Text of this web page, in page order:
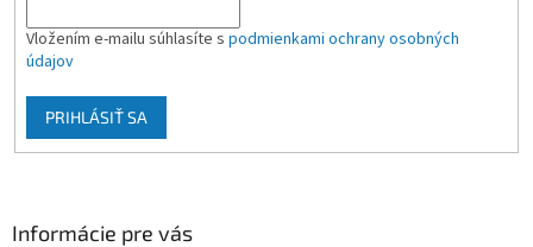
Vložením e-mailu súhlasíte s podmienkami ochrany osobných
údajov
PRIHLÁSIŤ SA
Informácie pre vás